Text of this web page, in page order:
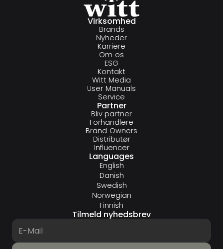
Virksomhed
Brands
Nyheder
Karriere
Om os
ESG
Kontakt
Witt Media
User Manuals
Service
Partner
Bliv partner
Forhandlere
Brand Owners
Distributør
Influencer
Languages
English
Danish
Swedish
Norwegian
Finnish
Tilmeld nyhedsbrev